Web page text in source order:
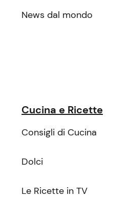
News dal mondo
Cucina e Ricette
Consigli di Cucina
Dolci
Le Ricette in TV